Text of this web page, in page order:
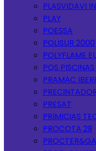
PLASVIDAVI
PLAY
POESSA
POLISUR 2000
POLYFLAME
PQS
PRAMAC
PRESAT
PRIMICIAS
PROCOTA 29